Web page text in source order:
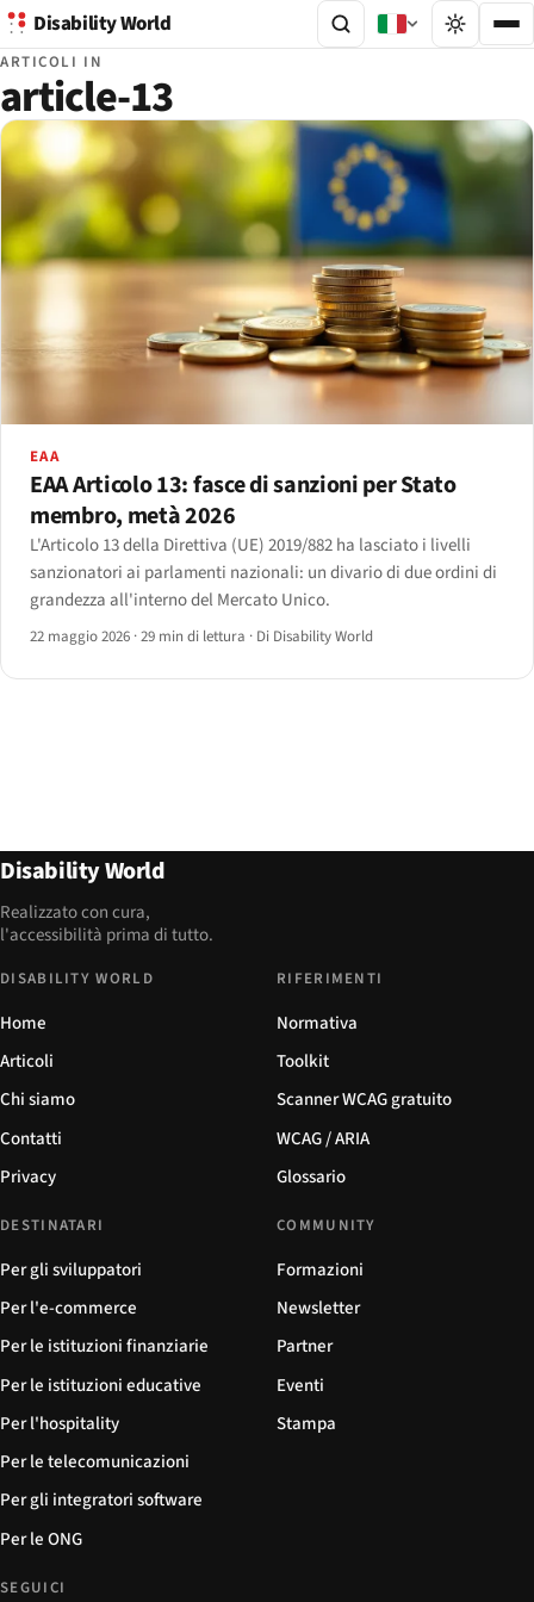
Disability World
ARTICOLI IN
article-13
EAA
EAA Articolo 13: fasce di sanzioni per Stato
membro, metà 2026
L'Articolo 13 della Direttiva (UE) 2019/882 ha lasciato i livelli
sanzionatori ai parlamenti nazionali: un divario di due ordini di
grandezza all'interno del Mercato Unico.
22 maggio 2026 ·29 min di lettura · Di Disability World
Disability World
Realizzato con cura,
l'accessibilità prima di tutto.
DISABILITY WORLD
Home
Articoli
Chi siamo
Contatti
Privacy
RIFERIMENTI
Normativa
Toolkit
Scanner WCAG gratuito
WCAG / ARIA
Glossario
DESTINATARI
Per gli sviluppatori
Per l'e-commerce
Per le istituzioni finanziarie
Per le istituzioni educative
Per l'hospitality
Per le telecomunicazioni
Per gli integratori software
Per le ONG
COMMUNITY
Formazioni
Newsletter
Partner
Eventi
Stampa
SEGUICI